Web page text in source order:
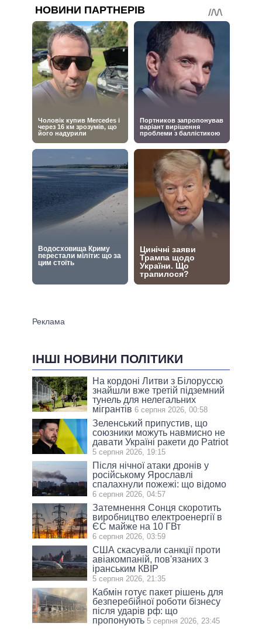
ІНШІ НОВИНИ ПОЛІТИКИ
На кордоні Литви з Білоруссю
знайшли вже третій підземний
тунель для нелегальних
мігрантів 6 серпня 2026, 00:58
Зеленський припустив, що
союзники можуть навмисно не
давати Україні ракети до Patriot
5 серпня 2026, 19:15
Після нічної атаки дронів у
російському Ярославлі
спалахнули пожежі: що відомо
6 серпня 2026, 04:57
Затемнення Сонця скоротить
виробництво електроенергії в
ЄС майже на 10 ГВт
6 серпня 2026, 03:59
США скасували санкції проти
авіакомпаній, пов'язаних з
іранським КВІР
5 серпня 2026, 21:35
Кабмін готує пакет рішень для
безперебійної роботи бізнесу
після ударів рф: що
пропонують 5 серпня 2026, 23:45